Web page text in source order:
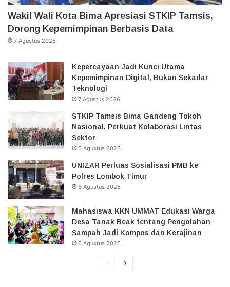
Wakil Wali Kota Bima Apresiasi STKIP Tamsis,
Dorong Kepemimpinan Berbasis Data
7 Agustus 2026
Kepercayaan Jadi Kunci Utama
Kepemimpinan Digital, Bukan Sekadar
Teknologi
7 Agustus 2026
STKIP Tamsis Bima Gandeng Tokoh
Nasional, Perkuat Kolaborasi Lintas
Sektor
6 Agustus 2026
UNIZAR Perluas Sosialisasi PMB ke
Polres Lombok Timur
6 Agustus 2026
Mahasiswa KKN UMMAT Edukasi Warga
Desa Tanak Beak tentang Pengolahan
Sampah Jadi Kompos dan Kerajinan
6 Agustus 2026
HalamanHalaman